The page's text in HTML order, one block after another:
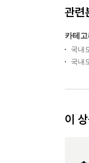
관련
카테
국내
국내
이